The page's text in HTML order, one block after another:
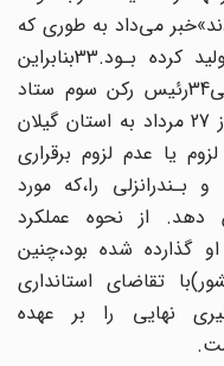
می‌داد به طوری که
در قسمت‌های‌ انتظامی‌ نارضایتی تولید کرده بـود.33‌بنابراین‌
ستاد ارتش‌، سرتیپ‌ حسین‌ فرخنده‌پی‌34رئیس رکن سوم ستاد‌
ارتش‌ را مأموریت داد که در همان روز 27 مرداد به استان گیلان‌
یا عدم لزوم برقراری‌
را‌،که مورد
دهد. از نحوه عملکرد
گذارده شده‌ بود‌،چنین‌
تقاضای‌ استانداری‌
نهایی‌ را بر عهده